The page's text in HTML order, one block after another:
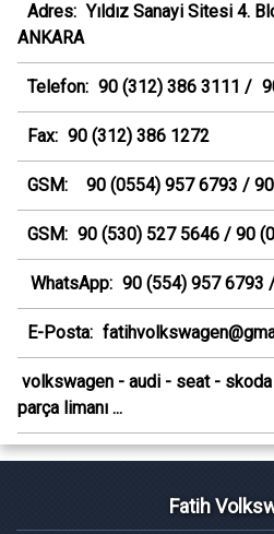
Adres: Yıldız Sanayi Sitesi 4.
ANKARA
Telefon: 90 (312) 386 3111 /
Fax: 90 (312) 386 1272
GSM: 90 (0554) 957 6793 /
GSM: 90 (530) 527 5646 / 90
WhatsApp: 90 (554) 957 6793
E-Posta:
volkswagen - audi - seat -
parça limanı ...
Fatih